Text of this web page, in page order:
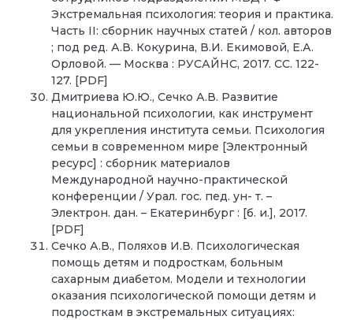
Экстремальная психология: теория и практика.
Часть II: сборник научных статей / кол. авторов
; под ред. А.В. Кокурина, В.И. Екимовой, Е.А.
Орловой. — Москва : РУСАЙНС, 2017. CC. 122-
127. [PDF]
Дмитриева Ю.Ю., Сечко А.В. Развитие
национальной психологии, как инструмент
для укрепления института семьи. Психология
семьи в современном мире [Электронный
ресурс] : сборник материалов
Международной научно-практической
конференции / Урал. гос. пед. ун- т. –
Электрон. дан. – Екатеринбург : [б. и.], 2017.
[PDF]
Сечко А.В., Поляхов И.В. Психологическая
помощь детям и подросткам, больным
сахарным диабетом. Модели и технологии
оказания психологической помощи детям и
подросткам в экстремальных ситуациях: